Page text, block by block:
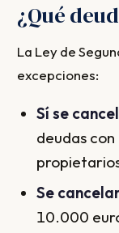
¿Qué
La Ley de
excepciones:
Sí se
deudas
Se
10.000